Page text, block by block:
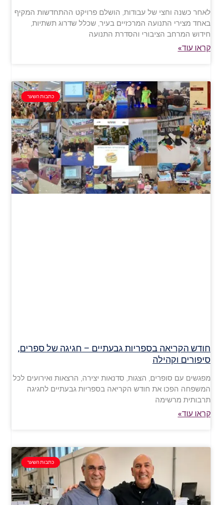
לאחר כשנה וחצי של עבודות, הושלם פרויקט ההתחדשות המקיף
באחד מצירי התנועה המרכזיים בעיר, שכלל שדרוג תשתיות,
חידוש המרחב הציבורי והסדרת התנועה
קראו עוד»
כתבות השער
חודש הקריאה בספריות גבעתיים – חגיגה של ספרים,
סיפורים וקהילה
מפגשים עם סופרים, הצגות, סדנאות יצירה, הרצאות ואירועים לכל
המשפחה הפכו את חודש הקריאה בספריות גבעתיים לחגיגה
תרבותית מרשימה
קראו עוד»
כתבות השער